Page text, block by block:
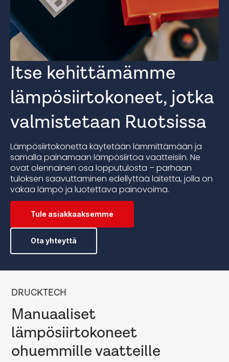
Itse kehittämämme
lämpösiirtokoneet, jotka
valmistetaan Ruotsissa
Lämpösiirtokonetta käytetään lämmittämään ja
samalla painamaan lämpösiirtoa vaatteisiin. Ne
ovat olennainen osa lopputulosta – parhaan
tuloksen saavuttaminen edellyttää laitetta, jolla on
vakaa lämpö ja luotettava painovoima.
Tule asiakkaaksemme
Ota yhteyttä
DRUCKTECH
Manuaaliset
lämpösiirtokoneet
ohuemmille vaatteille